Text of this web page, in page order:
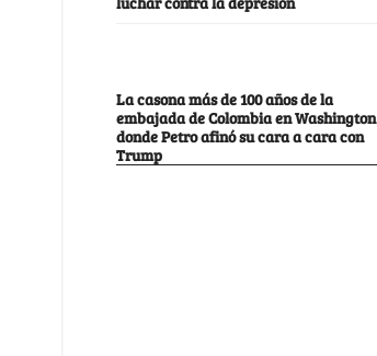
La casona más de 100 años de la
embajada de Colombia en Washington
donde Petro afinó su cara a cara con
Trump